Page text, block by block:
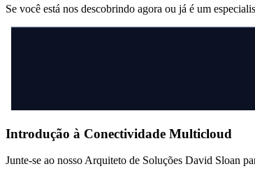
Se você está nos descobrindo agora ou já é um
Introdução à Conectividade Multicloud
Junte-se ao nosso Arquiteto de Soluções David Sloan